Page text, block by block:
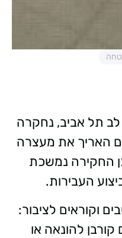
תל אביב, נחקרה
האריך את מעצרה
כמו כן החקירה נמשכת
העבירות.
וקוראים לציבור:
להונאה או